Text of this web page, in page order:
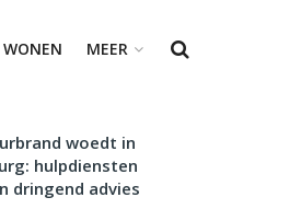
WONEN MEER
woedt in
hulpdiensten
dringend advies